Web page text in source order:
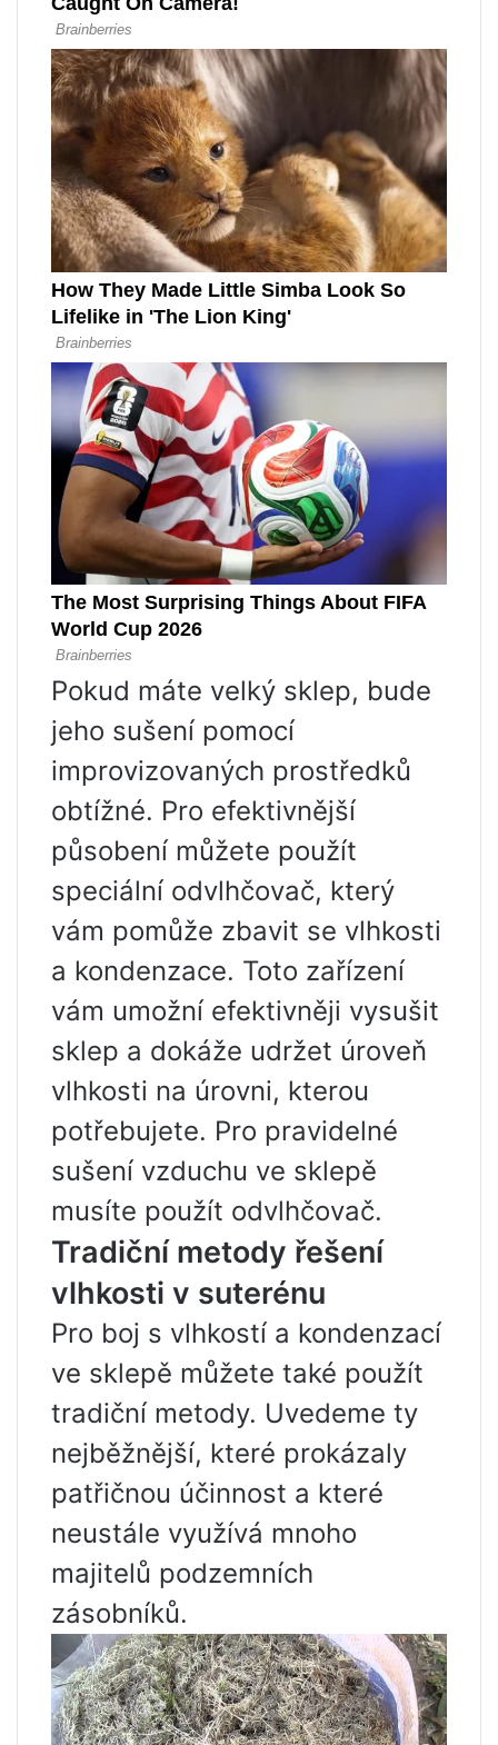
Pokud máte velký sklep, bude
jeho sušení pomocí
improvizovaných prostředků
obtížné. Pro efektivnější
působení můžete použít
speciální odvlhčovač, který
vám pomůže zbavit se vlhkosti
a kondenzace. Toto zařízení
vám umožní efektivněji vysušit
sklep a dokáže udržet úroveň
vlhkosti na úrovni, kterou
potřebujete. Pro pravidelné
sušení vzduchu ve sklepě
musíte použít odvlhčovač.
Tradiční metody řešení
vlhkosti v suterénu
Pro boj s vlhkostí a kondenzací
ve sklepě můžete také použít
tradiční metody. Uvedeme ty
nejběžnější, které prokázaly
patřičnou účinnost a které
neustále využívá mnoho
majitelů podzemních
zásobníků.